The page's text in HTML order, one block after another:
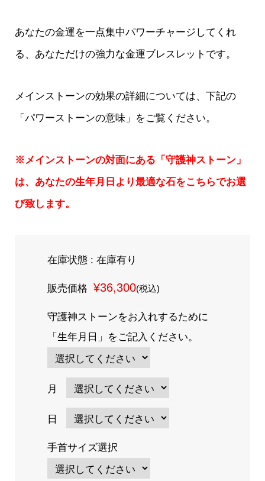
あなたの金運を一点集中パワーチャージしてくれ
る、あなただけの強力な金運ブレスレットです。
メインストーンの効果の詳細については、下記の
「パワーストーンの意味」をご覧ください。
※メインストーンの対面にある「守護神ストーン」
は、あなたの生年月日より最適な石をこちらでお選
び致します。
在庫状態 : 在庫有り
販売価格 ¥36,300(税込)
守護神ストーンをお入れするために
「生年月日」をご記入ください。
月
日
手首サイズ選択